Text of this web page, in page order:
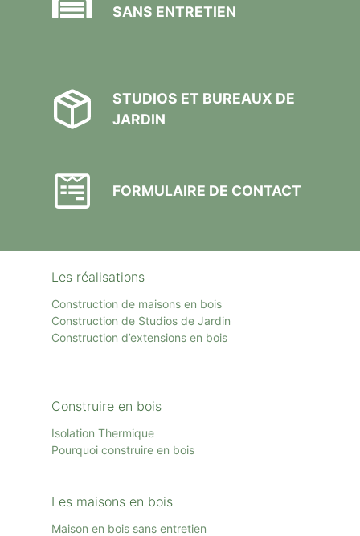
SANS ENTRETIEN
STUDIOS ET BUREAUX DE
JARDIN
FORMULAIRE DE CONTACT
Les réalisations
Construction de maisons en bois
Construction de Studios de Jardin
Construction d’extensions en bois
Construire en bois
Isolation Thermique
Pourquoi construire en bois
Les maisons en bois
Maison en bois sans entretien